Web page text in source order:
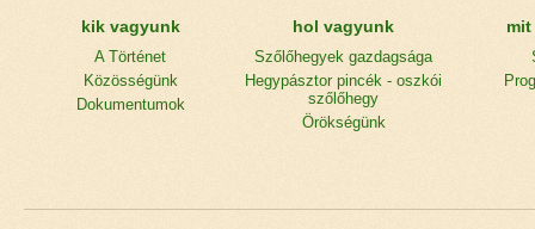
kik vagyunk
A Történet
Közösségünk
Dokumentumok
hol vagyunk
Szőlőhegyek gazdagsága
Hegypásztor pincék - oszkói
szőlőhegy
Örökségünk